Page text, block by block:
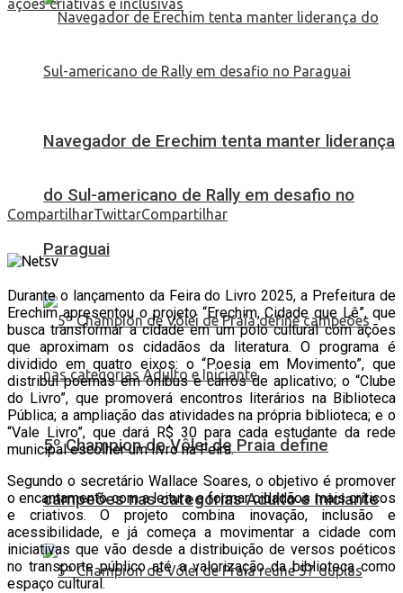
Navegador de Erechim tenta manter liderança
do Sul-americano de Rally em desafio no
Paraguai
5º Champion de Vôlei de Praia define
campeões nas categorias Adulto e Iniciante
CompartilharTwittarCompartilhar
Durante o lançamento da Feira do Livro 2025, a Prefeitura de
Erechim apresentou o projeto “Erechim, Cidade que Lê”, que
busca transformar a cidade em um polo cultural com ações
que aproximam os cidadãos da literatura. O programa é
dividido em quatro eixos: o “Poesia em Movimento”, que
distribui poemas em ônibus e carros de aplicativo; o “Clube
do Livro”, que promoverá encontros literários na Biblioteca
Pública; a ampliação das atividades na própria biblioteca; e o
“Vale Livro”, que dará R$ 30 para cada estudante da rede
municipal escolher um livro na Feira.
Segundo o secretário Wallace Soares, o objetivo é promover
o encantamento com a leitura e formar cidadãos mais críticos
e criativos. O projeto combina inovação, inclusão e
acessibilidade, e já começa a movimentar a cidade com
iniciativas que vão desde a distribuição de versos poéticos
no transporte público até a valorização da biblioteca como
espaço cultural.